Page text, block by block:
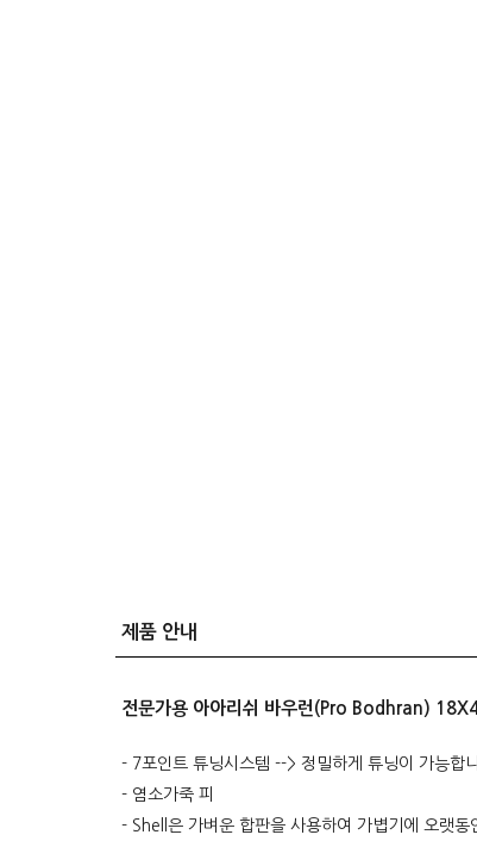
제품 안내
전문가용 아아리쉬 바우런(Pro Bodhran)
- 7포인트 튜닝시스템 --> 정밀하게 튜닝이 가능합
- 염소가죽 피
- Shell은 가벼운 합판을 사용하여 가볍기에 오랫동